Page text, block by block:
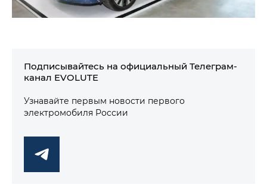
Подписывайтесь на официальный Телеграм-
канал EVOLUTE
Узнавайте первым новости первого
электромобиля России